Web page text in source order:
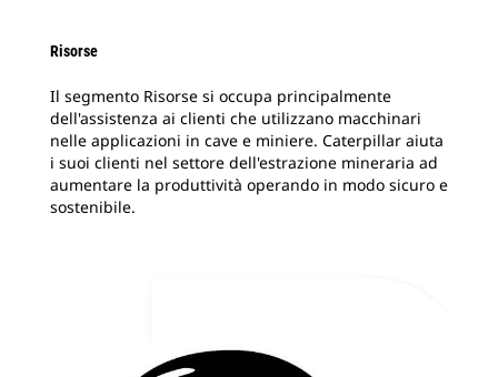
Risorse
Il segmento Risorse si occupa principalmente
dell'assistenza ai clienti che utilizzano macchinari
nelle applicazioni in cave e miniere. Caterpillar aiuta
i suoi clienti nel settore dell'estrazione mineraria ad
aumentare la produttività operando in modo sicuro e
sostenibile.